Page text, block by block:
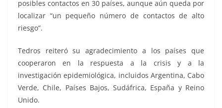
posibles contactos en 30 países, aunque aún queda por
localizar “un pequeño número de contactos de alto
riesgo”.
Tedros reiteró su agradecimiento a los países que
cooperaron en la respuesta a la crisis y a la
investigación epidemiológica, incluidos Argentina, Cabo
Verde, Chile, Países Bajos, Sudáfrica, España y Reino
Unido.